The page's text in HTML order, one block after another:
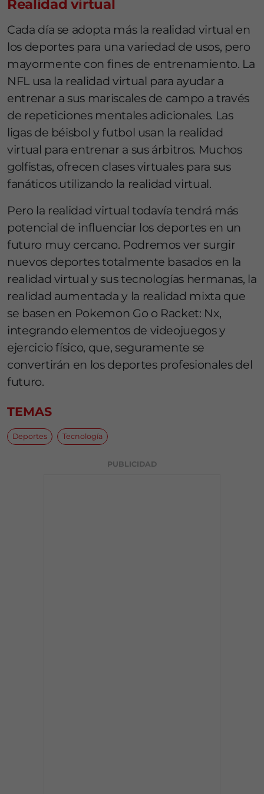
Realidad virtual
Cada día se adopta más la realidad virtual en
los deportes para una variedad de usos, pero
mayormente con fines de entrenamiento. La
NFL usa la realidad virtual para ayudar a
entrenar a sus mariscales de campo a través
de repeticiones mentales adicionales. Las
ligas de béisbol y futbol usan la realidad
virtual para entrenar a sus árbitros. Muchos
golfistas, ofrecen clases virtuales para sus
fanáticos utilizando la realidad virtual.
Pero la realidad virtual todavía tendrá más
potencial de influenciar los deportes en un
futuro muy cercano. Podremos ver surgir
nuevos deportes totalmente basados ​​en la
realidad virtual y sus tecnologías hermanas, la
realidad aumentada y la realidad mixta que
se basen en Pokemon Go o Racket: Nx,
integrando elementos de videojuegos y
ejercicio físico, que, seguramente se
convertirán en los deportes profesionales del
futuro.
TEMAS
Deportes Tecnología
PUBLICIDAD